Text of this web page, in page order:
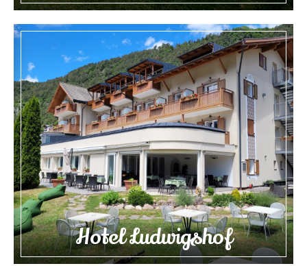
Hotel Ludwigshof